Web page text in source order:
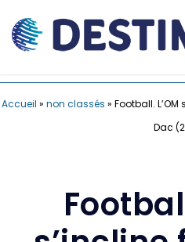
Accueil » non classés » Football.
Dac